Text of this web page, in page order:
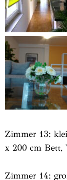
Zimmer 13:
x 200 cm Bett,
Zimmer 14: